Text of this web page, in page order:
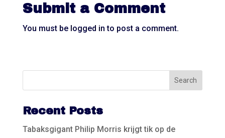
Submit a Comment
You must be logged in to post a comment.
Recent Posts
Tabaksgigant Philip Morris krijgt tik op de